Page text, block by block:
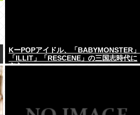
KーPOPアイドル、「BABYMONSTER」
「ILLIT」「RESCENE」の三国志時代に
突入！